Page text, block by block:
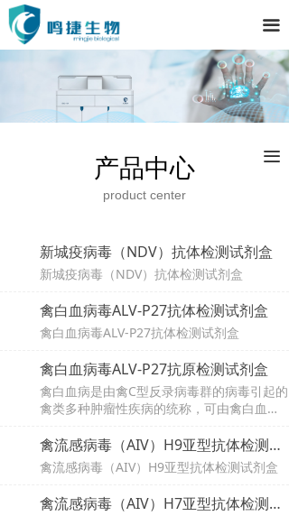
끀
끀
产品中心
product center
新城疫病毒（NDV）抗体检测试剂盒
新城疫病毒（NDV）抗体检测试剂盒
禽白血病毒ALV-P27抗体检测试剂盒
禽白血病毒ALV-P27抗体检测试剂盒
禽白血病毒ALV-P27抗原检测试剂盒
禽白血病是由禽C型反录病毒群的病毒引起的
禽类多种肿瘤性疾病的统称，可由禽白血病
或间接接触水平传播，也可通过感染母鸡将
病毒排到蛋清中造成垂直传播。检测蛋清中
的禽白血病病毒P27抗原，可用于临床辅助诊
断和流行病学调查。
禽流感病毒（AIV）H9亚型抗体检测试剂盒
禽流感病毒（AIV）H9亚型抗体检测试剂盒
禽流感病毒（AIV）H7亚型抗体检测试剂盒